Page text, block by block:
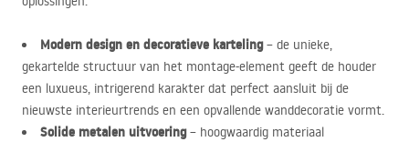
Modern design en decoratieve karteling– de unieke,
gekartelde structuur van het montage-element geeft de houder
een luxueus, intrigerend karakter dat perfect aansluit bij de
nieuwste interieurtrends en een opvallende wanddecoratie vormt.
Solide metalen uitvoering– hoogwaardig materiaal